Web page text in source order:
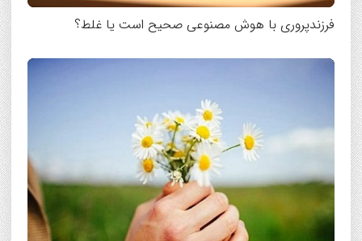
فرزندپروری با هوش مصنوعی صحیح است یا غلط؟